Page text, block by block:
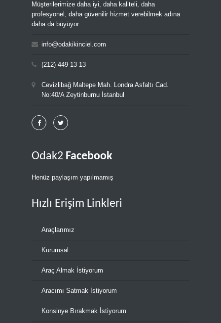
Müşterilerimize daha iyi, daha kaliteli, daha
profesyonel, daha güvenilir hizmet verebilmek adına
daha da büyüyor.
info@odakikinciel.com
(212) 449 13 13
Cevizlibağ Maltepe Mah. Londra Asfaltı Cad.
No:40/A Zeytinburnu İstanbul
Odak2 Facebook
Henüz paylaşım yapılmamış
Hızlı Erişim Linkleri
Araçlarımız
Kurumsal
Araç Almak İstiyorum
Aracımı Satmak İstiyorum
Konsinye Bırakmak İstiyorum